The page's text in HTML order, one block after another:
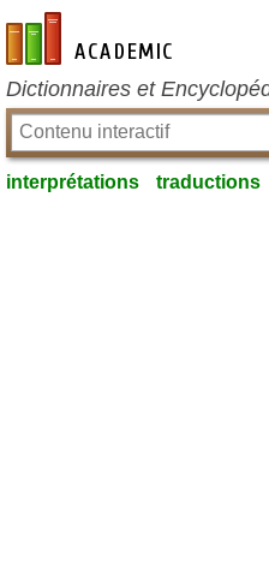
fr-academic.com
Dictionnaires et
interprétations traductions